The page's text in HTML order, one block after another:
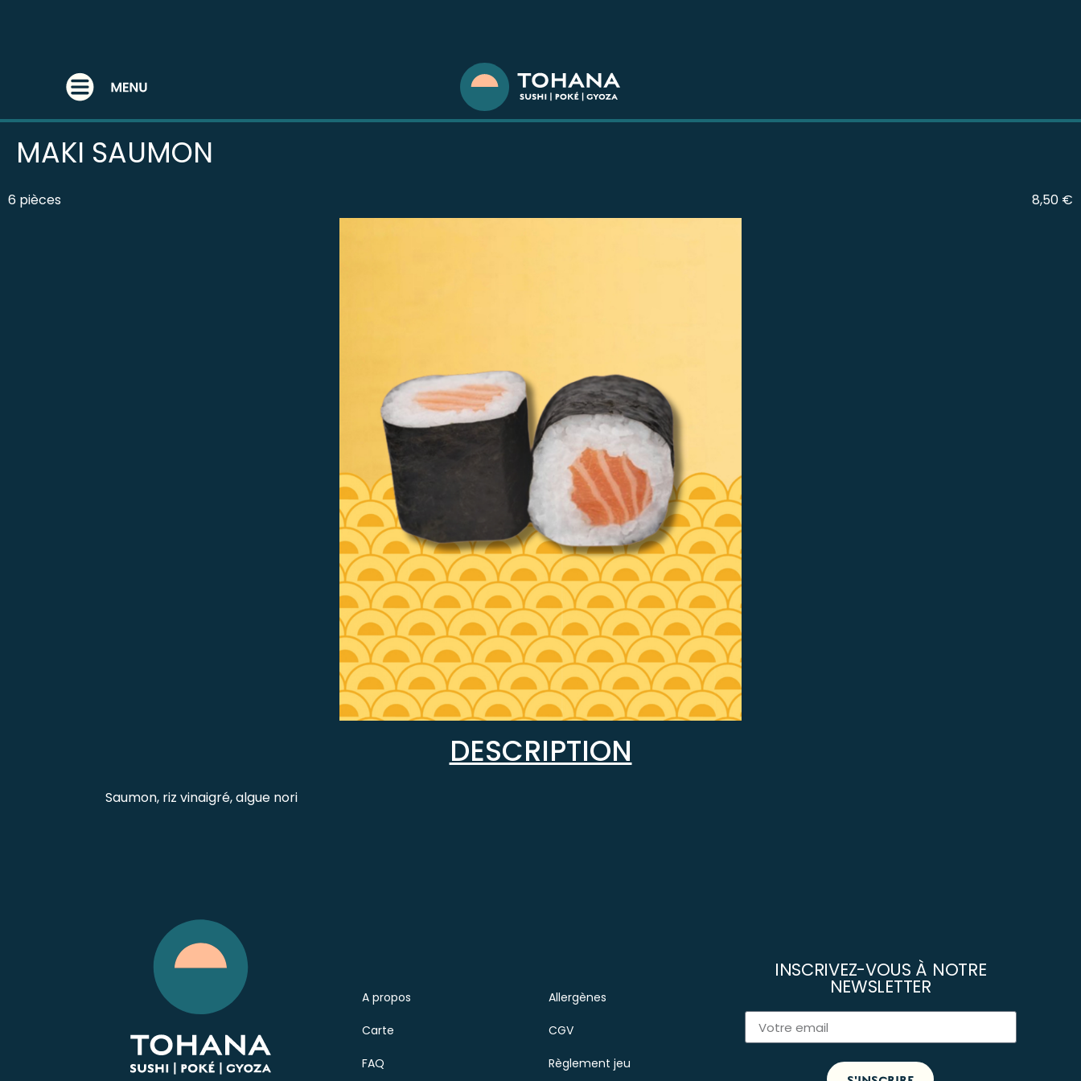
MAKI
MAKI SAUMON
6 pièces 8,50 €
DESCRIPTION
Saumon, riz vinaigré, algue nori
A propos
Carte
FAQ
Allergènes
CGV
Règlement jeu
INSCRIVEZ-VOUS À NOTRE
NEWSLETTER